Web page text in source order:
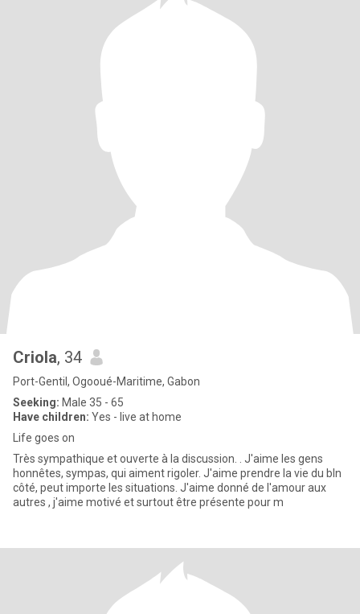
Criola, 34
Port-Gentil, Ogooué-Maritime, Gabon
Seeking: Male 35 - 65
Have children: Yes - live at home
Life goes on
Très sympathique et ouverte à la discussion. . J'aime les gens
honnêtes, sympas, qui aiment rigoler. J'aime prendre la vie du bln
côté, peut importe les situations. J'aime donné de l'amour aux
autres , j'aime motivé et surtout être présente pour m